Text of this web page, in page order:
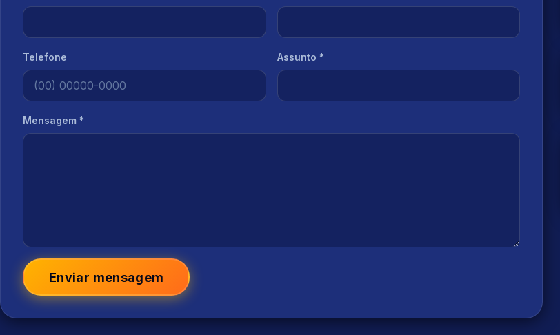
Telefone Assunto *
Mensagem *
Enviar mensagem